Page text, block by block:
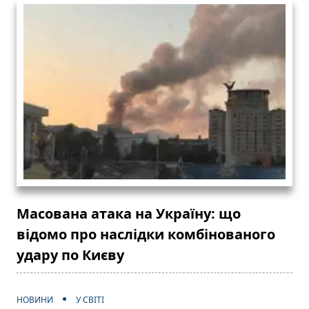
Масована атака на Україну: що
відомо про наслідки комбінованого
удару по Києву
НОВИНИ У СВІТІ